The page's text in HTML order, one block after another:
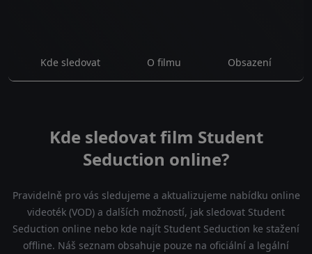
Kde sledovat O filmu Obsazení
Kde sledovat film Student
Seduction online?
Pravidelně pro vás sledujeme a aktualizujeme nabídku online
videoték (VOD) a dalších možností, jak sledovat Student
Seduction online nebo kde najít Student Seduction ke stažení
offline. Náš seznam obsahuje pouze na oficiální a legální